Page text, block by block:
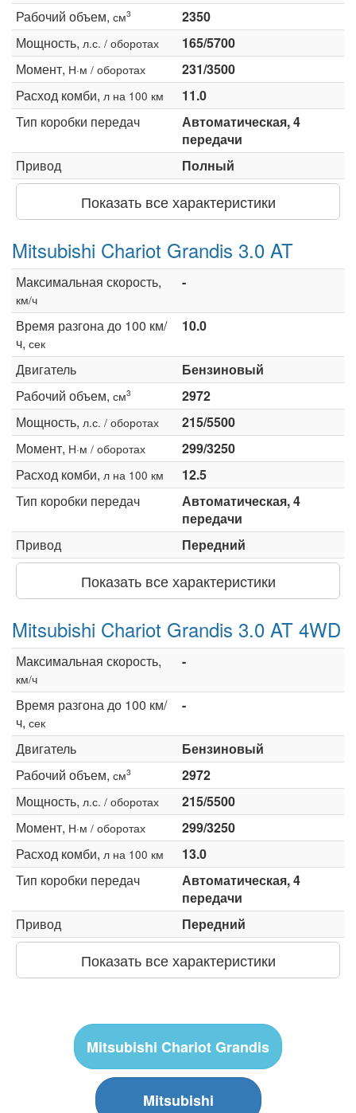
Рабочий объем, см3
2350
Мощность, л.с. / оборотах
165/5700
Момент, Н·м / оборотах
231/3500
Расход комби, л на 100 км
11.0
Тип коробки передач
Автоматическая, 4
передачи
Привод
Полный
Показать все характеристики
Mitsubishi Chariot Grandis 3.0 AT
Максимальная скорость,
км/ч
-
Время разгона до 100 км/
ч, сек
10.0
Двигатель
Бензиновый
Рабочий объем, см3
2972
Мощность, л.с. / оборотах
215/5500
Момент, Н·м / оборотах
299/3250
Расход комби, л на 100 км
12.5
Тип коробки передач
Автоматическая, 4
передачи
Привод
Передний
Показать все характеристики
Mitsubishi Chariot Grandis 3.0 AT 4WD
Максимальная скорость,
км/ч
-
Время разгона до 100 км/
ч, сек
-
Двигатель
Бензиновый
Рабочий объем, см3
2972
Мощность, л.с. / оборотах
215/5500
Момент, Н·м / оборотах
299/3250
Расход комби, л на 100 км
13.0
Тип коробки передач
Автоматическая, 4
передачи
Привод
Передний
Показать все характеристики
Mitsubishi Chariot Grandis
Mitsubishi